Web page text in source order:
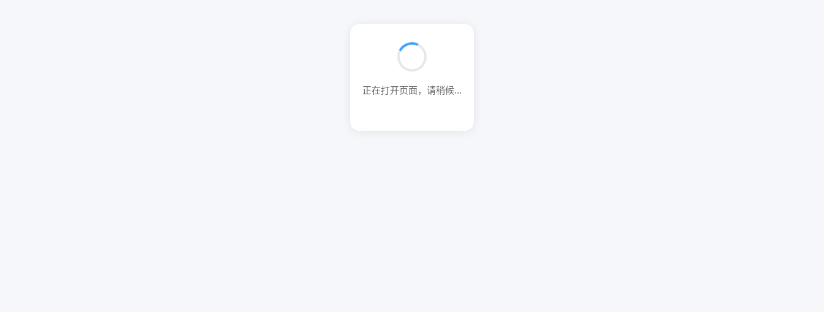
正在打开页面，请稍候...